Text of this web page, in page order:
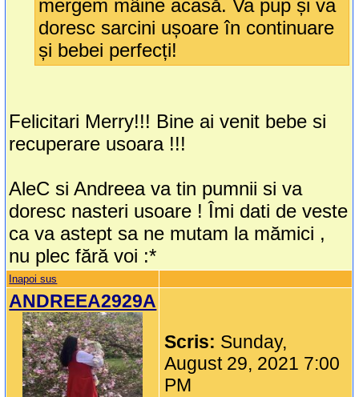
mergem mâine acasă. Va pup și va
doresc sarcini ușoare în continuare
și bebei perfecți!
Felicitari Merry!!! Bine ai venit bebe si
recuperare usoara !!!
AleC si Andreea va tin pumnii si va
doresc nasteri usoare ! Îmi dati de veste
ca va astept sa ne mutam la mămici ,
nu plec fără voi :*
Inapoi sus
ANDREEA2929A
Scris: Sunday,
August 29, 2021 7:00
PM